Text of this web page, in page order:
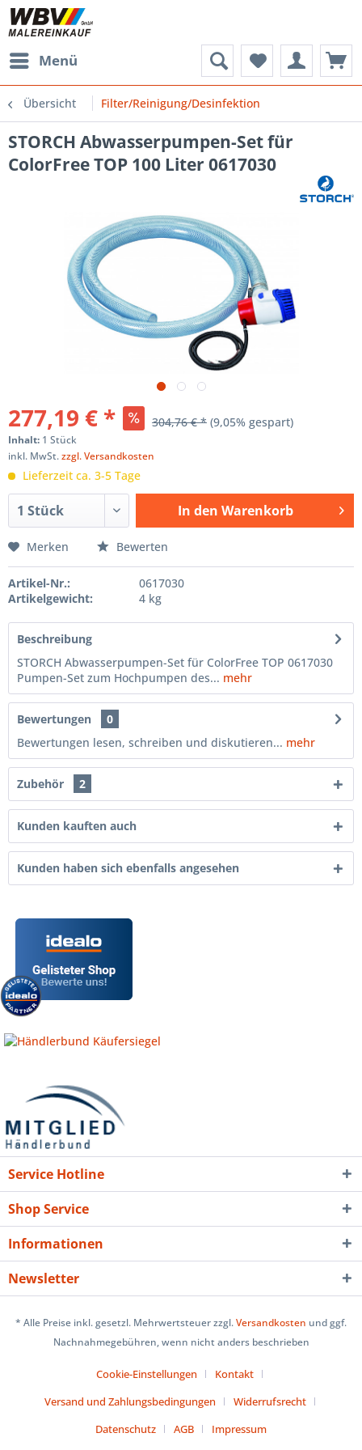
Menü
Übersicht Filter/Reinigung/Desinfektion
STORCH Abwasserpumpen-Set für
ColorFree TOP 100 Liter 0617030
277,19 € * 304,76 € * (9,05% gespart)
Inhalt: 1 Stück
inkl. MwSt.zzgl. Versandkosten
Lieferzeit ca. 3-5 Tage
In den Warenkorb
Merken Bewerten
Artikel-Nr.:
0617030
Artikelgewicht:
4 kg
Beschreibung
STORCH Abwasserpumpen-Set für ColorFree TOP 0617030
Pumpen-Set zum Hochpumpen des... mehr
Bewertungen
0
Bewertungen lesen, schreiben und diskutieren... mehr
Zubehör 2
Kunden kauften auch
Kunden haben sich ebenfalls angesehen
Service Hotline
Shop Service
Informationen
Newsletter
* Alle Preise inkl. gesetzl. Mehrwertsteuer zzgl.Versandkosten und ggf.
Nachnahmegebühren, wenn nicht anders beschrieben
Cookie-Einstellungen
Kontakt
Versand und Zahlungsbedingungen
Widerrufsrecht
Datenschutz
AGB Impressum